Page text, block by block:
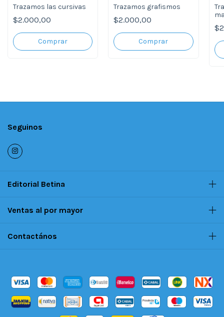
Trazamos las cursivas
$2.000,00
Trazamos grafismos
$2.000,00
Seguinos
Editorial Betina
Ventas al por mayor
Contactános